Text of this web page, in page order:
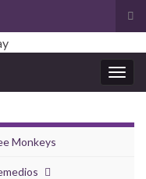
el
la
Monkeys